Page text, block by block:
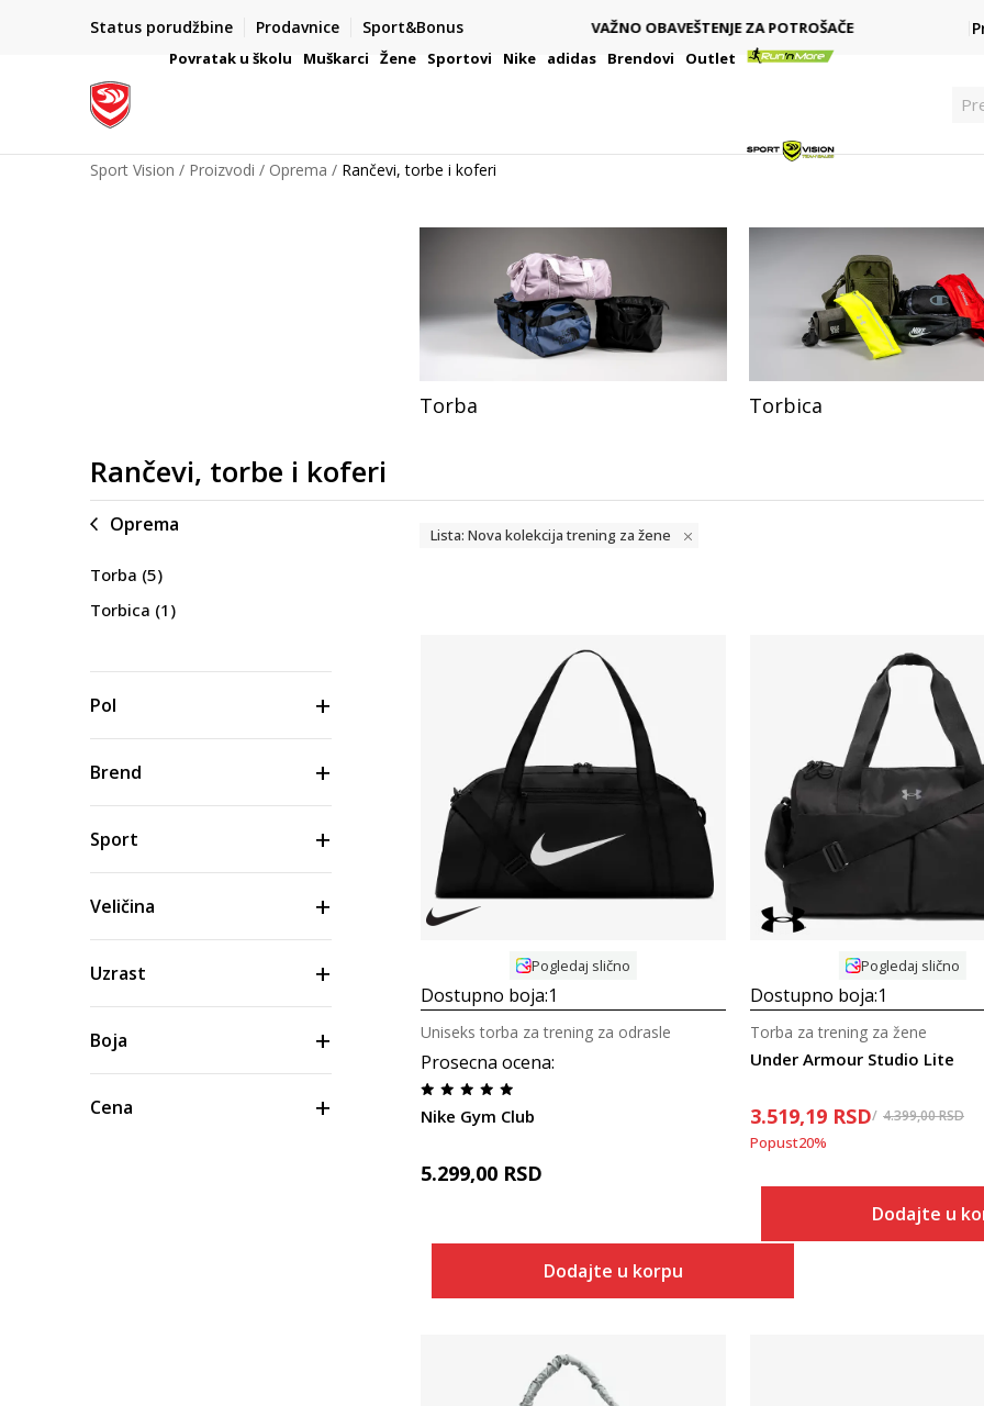
Status porudžbine Prodavnice Sport&Bonus
VAŽNO OBAVEŠTENJE ZA POTROŠAČE
PLAĆANJE NA RATE
Kreditnim karticama BANCA INTESA platite na 9 rata
Povratak u školu Muškarci Žene Sportovi Nike adidas Brendovi Outlet
Sport Vision Proizvodi Oprema Rančevi, torbe i koferi
Torba Torbica
Rančevi, torbe i koferi
Oprema
Torba (5)
Torbica (1)
Pol
Brend
Sport
Veličina
Uzrast
Boja
Cena
Lista: Nova kolekcija trening za žene
Uporedi
Pogledaj slično
Dostupno boja:1
Prosecna ocena:
Nike Gym Club
Uniseks torba za trening za odrasle
5.299,00 RSD
Dodajte u korpu
Uporedi
Pogledaj slično
Dostupno boja:1
Under Armour Studio Lite
Torba za trening za žene
3.519,19 RSD 4.399,00RSD
Popust20%
Dodajte u